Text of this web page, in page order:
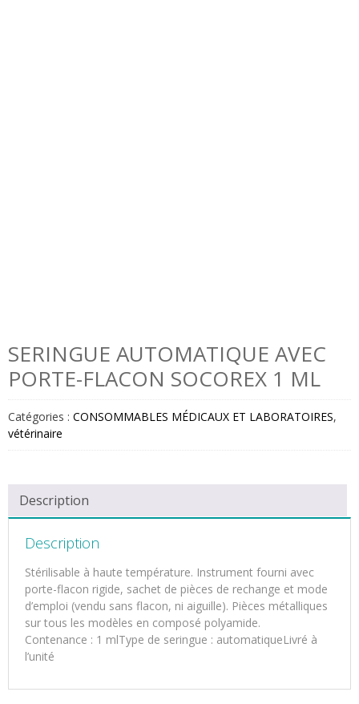
SERINGUE AUTOMATIQUE AVEC
PORTE-FLACON SOCOREX 1 ML
Catégories : CONSOMMABLES MÉDICAUX ET LABORATOIRES,
vétérinaire
Description
Description
Stérilisable à haute température. Instrument fourni avec
porte-flacon rigide, sachet de pièces de rechange et mode
d’emploi (vendu sans flacon, ni aiguille). Pièces métalliques
sur tous les modèles en composé polyamide.
Contenance : 1 mlType de seringue : automatiqueLivré à
l’unité